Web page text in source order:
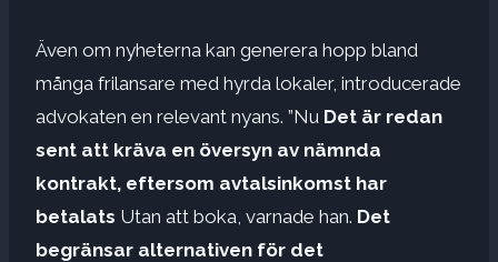
Även om nyheterna kan generera hopp bland
många frilansare med hyrda lokaler, introducerade
advokaten en relevant nyans. ”Nu Det är redan
sent att kräva en översyn av nämnda
kontrakt, eftersom avtalsinkomst har
betalats Utan att boka, varnade han. Det
begränsar alternativen för det